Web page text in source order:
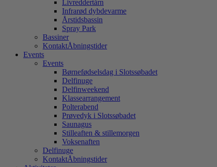
Livreddertårn
Infrarød dybdevarme
Årstidsbassin
Spray Park
Bassiner
KontaktÅbningstider
Events
Events
Børnefødselsdag i Slotssøbadet
Delfinuge
Delfinweekend
Klassearrangement
Polterabend
Prøvedyk i Slotssøbadet
Saunagus
Stilleaften & stillemorgen
Voksenaften
Delfinuge
KontaktÅbningstider